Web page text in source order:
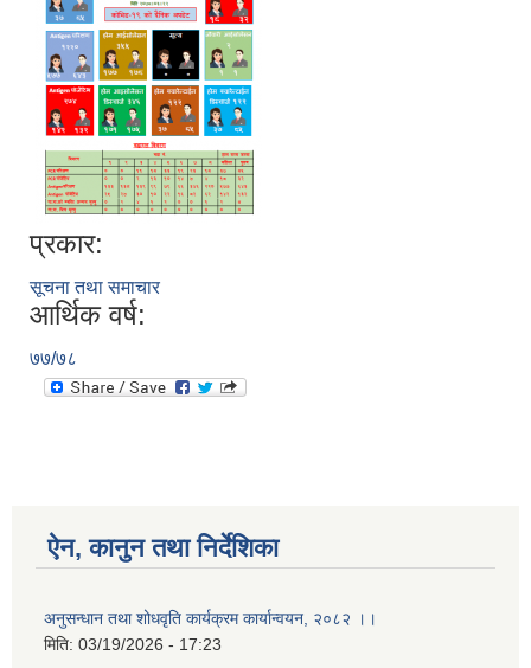
प्रकार:
सूचना तथा समाचार
आर्थिक वर्ष:
७७/७८
ऐन, कानुन तथा निर्देशिका
अनुसन्धान तथा शोधवृति कार्यक्रम कार्यान्वयन, २०८२ ।।
मिति: 03/19/2026 - 17:23